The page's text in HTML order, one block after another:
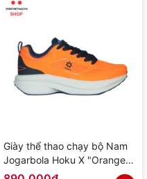
Giày thể thao chạy bộ Nam
Jogarbola Hoku X "Orange"
JG-HOKU-03 - Hàng Chính